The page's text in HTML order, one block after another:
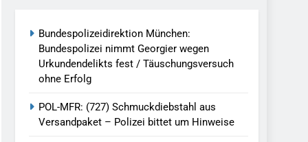
Verkehr / Waffenfund Im
Beendet / Bundespolizei Nimmt
Aufgefunden – Tierheim Übernimmt
Bundespolizeidirektion München:
Bundespolizei nimmt Georgier wegen
Urkundendelikts fest / Täuschungsversuch
ohne Erfolg
POL-MFR: (727) Schmuckdiebstahl aus
Versandpaket – Polizei bittet um Hinweise